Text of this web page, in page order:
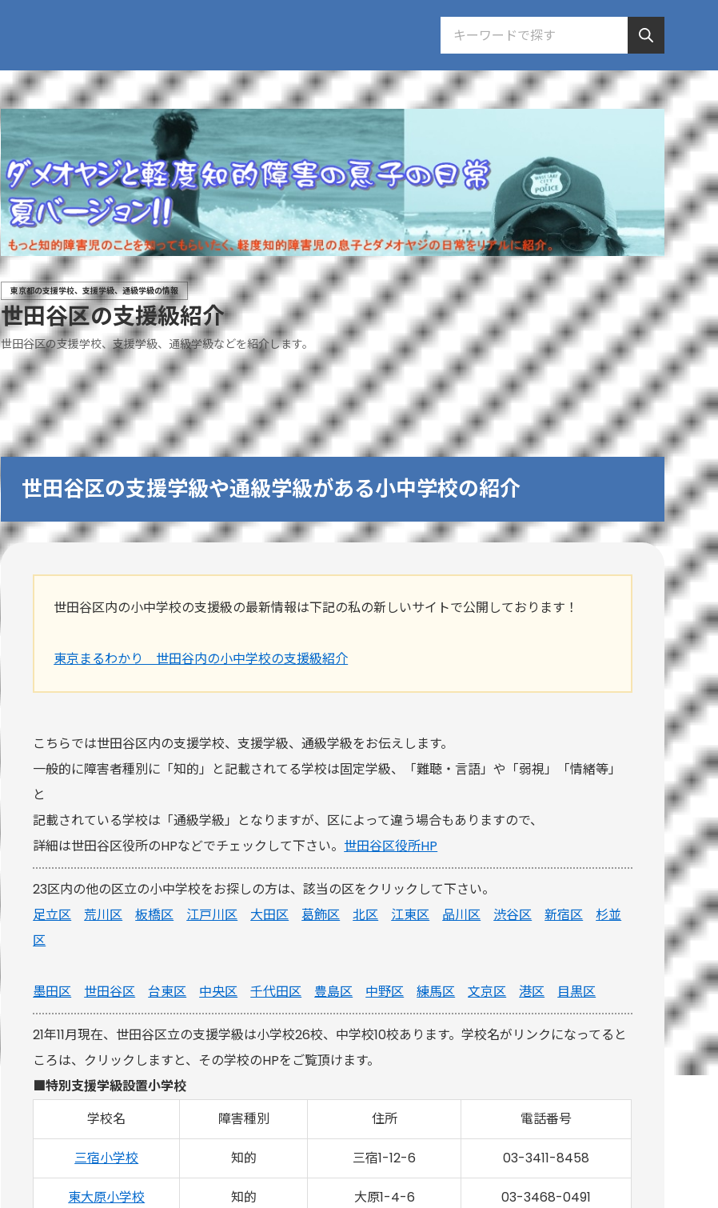
世田谷区の支援級紹介
世田谷区の支援学校、支援学級、通級学級などを紹介します。
東京都の支援学校、支援学級、通級学級の情報
世田谷区の支援学級や通級学級がある小中学校の紹介
世田谷区内の小中学校の支援級の最新情報は下記の私の新しいサイトで公開しております！
東京まるわかり 世田谷内の小中学校の支援級紹介
こちらでは世田谷区内の支援学校、支援学級、通級学級をお伝えします。
一般的に障害者種別に「知的」と記載されてる学校は固定学級、「難聴・言語」や「弱視」「情緒等」
と
記載されている学校は「通級学級」となりますが、区によって違う場合もありますので、
詳細は世田谷区役所のHPなどでチェックして下さい。 世田谷区役所HP
23区内の他の区立の小中学校をお探しの方は、該当の区をクリックして下さい。
足立区
荒川区 板橋区 江戸川区 大田区 葛飾区 北区 江東区 品川区 渋谷区 新宿区
杉並
区
墨田区 世田谷区 台東区 中央区 千代田区 豊島区 中野区 練馬区 文京区 港区 目黒区
21年11月現在、世田谷区立の支援学級は小学校26校、中学校10校あります。学校名がリンクになってると
ころは、クリックしますと、その学校のHPをご覧頂けます。
■特別支援学級設置小学校
学校名
障害種別 住所 電話番号
三宿小学校 知的 三宿1-12-6 03-3411-8458
東大原小学校 知的 大原1-4-6 03-3468-0491